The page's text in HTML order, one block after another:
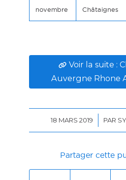
novembre
Châtaignes
Voir la suite :
Auvergne Rhone
18 MARS 2019
/ PAR
Partager cette